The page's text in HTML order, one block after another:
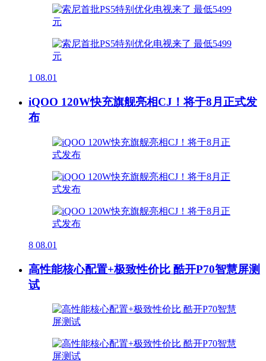
1 08.01
iQOO 120W快充旗舰亮相CJ！将于8月正式发
布
8 08.01
高性能核心配置+极致性价比 酷开P70智慧屏测
试